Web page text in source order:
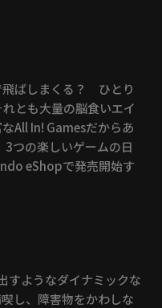
飛ばしまくる？ ひとり
とも大量の脳食いエイ
All In! Gamesだからあ
つの楽しいゲームの日
eShopで発売開始す
すようなダイナミックな
し、障害物をかわしな